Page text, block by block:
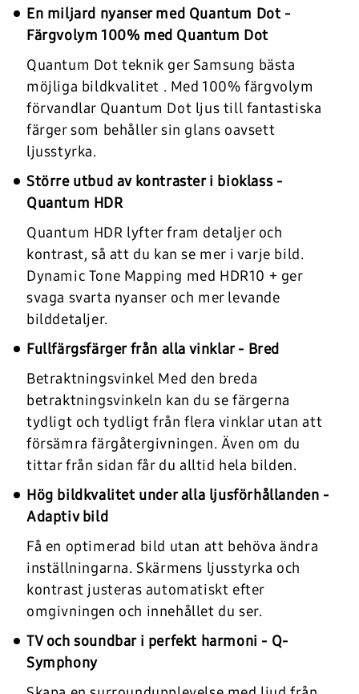
En miljard nyanser med Quantum Dot -
Färgvolym 100% med Quantum Dot
Quantum Dot teknik ger Samsung bästa
möjliga bildkvalitet . Med 100% färgvolym
förvandlar Quantum Dot ljus till fantastiska
färger som behåller sin glans oavsett
ljusstyrka.
Större utbud av kontraster i bioklass -
Quantum HDR
Quantum HDR lyfter fram detaljer och
kontrast, så att du kan se mer i varje bild.
Dynamic Tone Mapping med HDR10 + ger
svaga svarta nyanser och mer levande
bilddetaljer.
Fullfärgsfärger från alla vinklar - Bred
Betraktningsvinkel Med den breda
betraktningsvinkeln kan du se färgerna
tydligt och tydligt från flera vinklar utan att
försämra färgåtergivningen. Även om du
tittar från sidan får du alltid hela bilden.
Hög bildkvalitet under alla ljusförhållanden -
Adaptiv bild
Få en optimerad bild utan att behöva ändra
inställningarna. Skärmens ljusstyrka och
kontrast justeras automatiskt efter
omgivningen och innehållet du ser.
TV och soundbar i perfekt harmoni - Q-
Symphony